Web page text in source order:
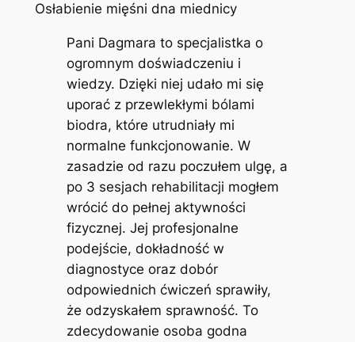
Osłabienie mięśni dna miednicy
Pani Dagmara to specjalistka o
ogromnym doświadczeniu i
wiedzy. Dzięki niej udało mi się
uporać z przewlekłymi bólami
biodra, które utrudniały mi
normalne funkcjonowanie. W
zasadzie od razu poczułem ulgę, a
po 3 sesjach rehabilitacji mogłem
wrócić do pełnej aktywności
fizycznej. Jej profesjonalne
podejście, dokładność w
diagnostyce oraz dobór
odpowiednich ćwiczeń sprawiły,
że odzyskałem sprawność. To
zdecydowanie osoba godna